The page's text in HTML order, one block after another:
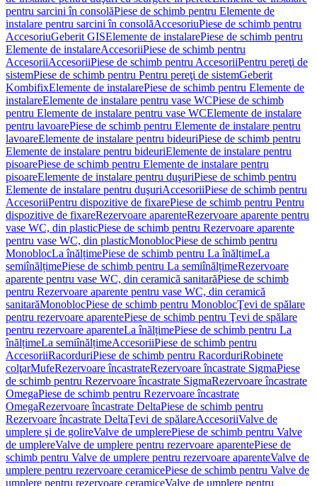
pentru sarcini în consolăPiese de schimb pentru Elemente de
instalare pentru sarcini în consolăAccesoriuPiese de schimb pentru
AccesoriuGeberit GISElemente de instalarePiese de schimb pentru
Elemente de instalareAccesoriiPiese de schimb pentru
AccesoriiAccesoriiPiese de schimb pentru AccesoriiPentru pereţi de
sistemPiese de schimb pentru Pentru pereţi de sistemGeberit
KombifixElemente de instalarePiese de schimb pentru Elemente de
instalareElemente de instalare pentru vase WCPiese de schimb
pentru Elemente de instalare pentru vase WCElemente de instalare
pentru lavoarePiese de schimb pentru Elemente de instalare pentru
lavoareElemente de instalare pentru bideuriPiese de schimb pentru
Elemente de instalare pentru bideuriElemente de instalare pentru
pisoarePiese de schimb pentru Elemente de instalare pentru
pisoareElemente de instalare pentru duşuriPiese de schimb pentru
Elemente de instalare pentru duşuriAccesoriiPiese de schimb pentru
AccesoriiPentru dispozitive de fixarePiese de schimb pentru Pentru
dispozitive de fixareRezervoare aparenteRezervoare aparente pentru
vase WC, din plasticPiese de schimb pentru Rezervoare aparente
pentru vase WC, din plasticMonoblocPiese de schimb pentru
MonoblocLa înălțimePiese de schimb pentru La înălțimeLa
semiînălțimePiese de schimb pentru La semiînălțimeRezervoare
aparente pentru vase WC, din ceramică sanitarăPiese de schimb
pentru Rezervoare aparente pentru vase WC, din ceramică
sanitarăMonoblocPiese de schimb pentru MonoblocŢevi de spălare
pentru rezervoare aparentePiese de schimb pentru Ţevi de spălare
pentru rezervoare aparenteLa înălțimePiese de schimb pentru La
înălțimeLa semiînălțimeAccesoriiPiese de schimb pentru
AccesoriiRacorduriPiese de schimb pentru RacorduriRobinete
colţarMufeRezervoare încastrateRezervoare încastrate SigmaPiese
de schimb pentru Rezervoare încastrate SigmaRezervoare încastrate
OmegaPiese de schimb pentru Rezervoare încastrate
OmegaRezervoare încastrate DeltaPiese de schimb pentru
Rezervoare încastrate DeltaŢevi de spălareAccesoriiValve de
umplere şi de golireValve de umplerePiese de schimb pentru Valve
de umplereValve de umplere pentru rezervoare aparentePiese de
schimb pentru Valve de umplere pentru rezervoare aparenteValve de
umplere pentru rezervoare ceramicePiese de schimb pentru Valve de
umplere pentru rezervoare ceramiceValve de umplere pentru